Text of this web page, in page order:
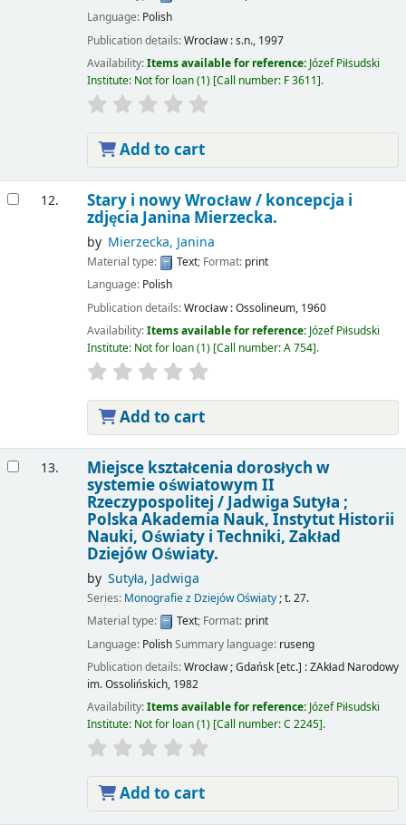
Language: Polish
Publication details:Wrocław :s.n., 1997
Availability:Items available for reference: Józef Piłsudski
Institute: Not for loan(1) Call number: F 3611 .
Add to cart
12. Stary i nowy Wrocław / koncepcja i
zdjęcia Janina Mierzecka.
by Mierzecka, Janina
Material type: Text; Format: print
Language: Polish
Publication details:Wrocław :Ossolineum, 1960
Availability:Items available for reference: Józef Piłsudski
Institute: Not for loan(1) Call number:A 754 .
Add to cart
13. Miejsce kształcenia dorosłych w
systemie oświatowym II
Rzeczypospolitej /Jadwiga Sutyła ;
Polska Akademia Nauk, Instytut Historii
Nauki, Oświaty i Techniki, Zakład
Dziejów Oświaty.
by Sutyła, Jadwiga
Series: Monografie z Dziejów Oświaty; t. 27.
Material type:
Text; Format: print
Language: PolishSummary language: ruseng
Publication details:Wrocław ; Gdańsk [etc.] :ZAkład Narodowy
im. Ossolińskich, 1982
Availability:Items available for reference: Józef Piłsudski
Institute: Not for loan(1) Call number:C 2245 .
Add to cart